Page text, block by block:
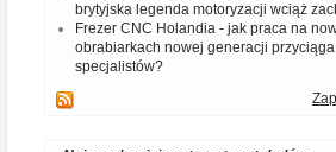
brytyjska legenda motoryzacji wciąż
Frezer CNC Holandia - jak praca na
obrabiarkach nowej generacji
specjalistów?